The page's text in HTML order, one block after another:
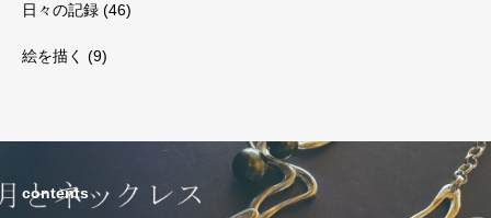
日々の記録 (46)
絵を描く (9)
contents